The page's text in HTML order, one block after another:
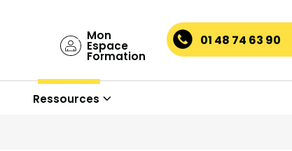
Mon
Espace
Formation
01 48 74 63 90
Ressources